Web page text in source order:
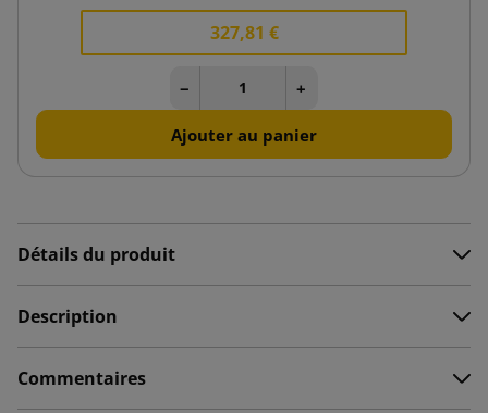
327,81 €
− +
Ajouter au panier
Détails du produit
Description
Commentaires